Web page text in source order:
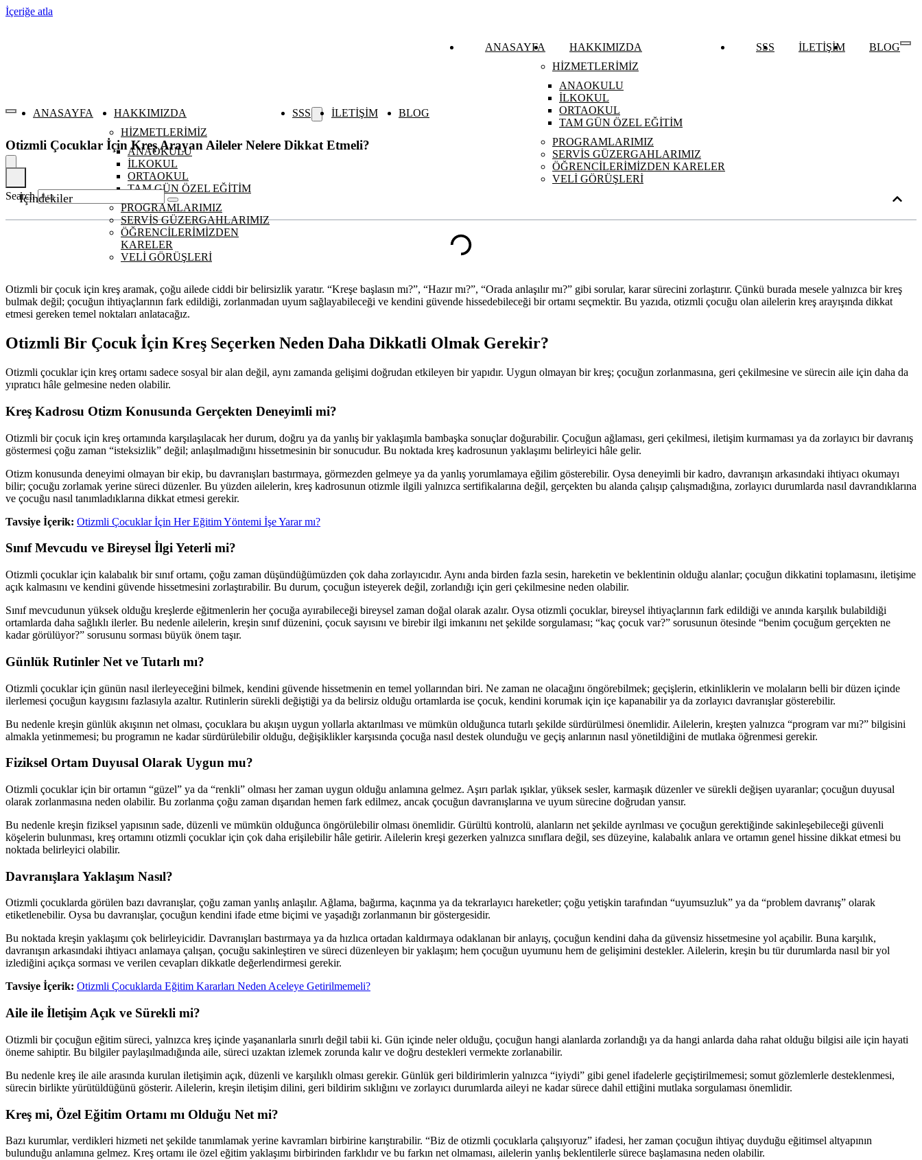
İçeriğe atla
ANASAYFA
HAKKIMIZDA
HİZMETLERİMİZ
ANAOKULU
İLKOKUL
ORTAOKUL
TAM GÜN ÖZEL EĞİTİM
PROGRAMLARIMIZ
SERVİS GÜZERGAHLARIMIZ
ÖĞRENCİLERİMİZDEN KARELER
VELİ GÖRÜŞLERİ
SSS İLETİŞİM BLOG
ANASAYFA
HAKKIMIZDA
HİZMETLERİMİZ
ANAOKULU
İLKOKUL
ORTAOKUL
TAM GÜN ÖZEL EĞİTİM
PROGRAMLARIMIZ
SERVİS GÜZERGAHLARIMIZ
ÖĞRENCİLERİMİZDEN
KARELER
VELİ GÖRÜŞLERİ
SSS İLETİŞİM BLOG
Search
Otizmli Çocuklar İçin Kreş Arayan Aileler Nelere Dikkat Etmeli?
İçindekiler
Otizmli bir çocuk için kreş aramak, çoğu ailede ciddi bir belirsizlik yaratır. “Kreşe başlasın mı?”, “Hazır mı?”, “Orada anlaşılır mı?” gibi sorular, karar sürecini zorlaştırır. Çünkü burada mesele yalnızca bir kreş
bulmak değil; çocuğun ihtiyaçlarının fark edildiği, zorlanmadan uyum sağlayabileceği ve kendini güvende hissedebileceği bir ortamı seçmektir. Bu yazıda, otizmli çocuğu olan ailelerin kreş arayışında dikkat
etmesi gereken temel noktaları anlatacağız.
Otizmli Bir Çocuk İçin Kreş Seçerken Neden Daha Dikkatli Olmak Gerekir?
Otizmli çocuklar için kreş ortamı sadece sosyal bir alan değil, aynı zamanda gelişimi doğrudan etkileyen bir yapıdır. Uygun olmayan bir kreş; çocuğun zorlanmasına, geri çekilmesine ve sürecin aile için daha da
yıpratıcı hâle gelmesine neden olabilir.
Kreş Kadrosu Otizm Konusunda Gerçekten Deneyimli mi?
Otizmli bir çocuk için kreş ortamında karşılaşılacak her durum, doğru ya da yanlış bir yaklaşımla bambaşka sonuçlar doğurabilir. Çocuğun ağlaması, geri çekilmesi, iletişim kurmaması ya da zorlayıcı bir davranış
göstermesi çoğu zaman “isteksizlik” değil; anlaşılmadığını hissetmesinin bir sonucudur. Bu noktada kreş kadrosunun yaklaşımı belirleyici hâle gelir.
Otizm konusunda deneyimi olmayan bir ekip, bu davranışları bastırmaya, görmezden gelmeye ya da yanlış yorumlamaya eğilim gösterebilir. Oysa deneyimli bir kadro, davranışın arkasındaki ihtiyacı okumayı
bilir; çocuğu zorlamak yerine süreci düzenler. Bu yüzden ailelerin, kreş kadrosunun otizmle ilgili yalnızca sertifikalarına değil, gerçekten bu alanda çalışıp çalışmadığına, zorlayıcı durumlarda nasıl davrandıklarına
ve çocuğu nasıl tanımladıklarına dikkat etmesi gerekir.
Tavsiye İçerik: Otizmli Çocuklar İçin Her Eğitim Yöntemi İşe Yarar mı?
Sınıf Mevcudu ve Bireysel İlgi Yeterli mi?
Otizmli çocuklar için kalabalık bir sınıf ortamı, çoğu zaman düşündüğümüzden çok daha zorlayıcıdır. Aynı anda birden fazla sesin, hareketin ve beklentinin olduğu alanlar; çocuğun dikkatini toplamasını, iletişime
açık kalmasını ve kendini güvende hissetmesini zorlaştırabilir. Bu durum, çocuğun isteyerek değil, zorlandığı için geri çekilmesine neden olabilir.
Sınıf mevcudunun yüksek olduğu kreşlerde eğitmenlerin her çocuğa ayırabileceği bireysel zaman doğal olarak azalır. Oysa otizmli çocuklar, bireysel ihtiyaçlarının fark edildiği ve anında karşılık bulabildiği
ortamlarda daha sağlıklı ilerler. Bu nedenle ailelerin, kreşin sınıf düzenini, çocuk sayısını ve birebir ilgi imkanını net şekilde sorgulaması; “kaç çocuk var?” sorusunun ötesinde “benim çocuğum gerçekten ne
kadar görülüyor?” sorusunu sorması büyük önem taşır.
Günlük Rutinler Net ve Tutarlı mı?
Otizmli çocuklar için günün nasıl ilerleyeceğini bilmek, kendini güvende hissetmenin en temel yollarından biri. Ne zaman ne olacağını öngörebilmek; geçişlerin, etkinliklerin ve molaların belli bir düzen içinde
ilerlemesi çocuğun kaygısını fazlasıyla azaltır. Rutinlerin sürekli değiştiği ya da belirsiz olduğu ortamlarda ise çocuk, kendini korumak için içe kapanabilir ya da zorlayıcı davranışlar gösterebilir.
Bu nedenle kreşin günlük akışının net olması, çocuklara bu akışın uygun yollarla aktarılması ve mümkün olduğunca tutarlı şekilde sürdürülmesi önemlidir. Ailelerin, kreşten yalnızca “program var mı?” bilgisini
almakla yetinmemesi; bu programın ne kadar sürdürülebilir olduğu, değişiklikler karşısında çocuğa nasıl destek olunduğu ve geçiş anlarının nasıl yönetildiğini de mutlaka öğrenmesi gerekir.
Fiziksel Ortam Duyusal Olarak Uygun mu?
Otizmli çocuklar için bir ortamın “güzel” ya da “renkli” olması her zaman uygun olduğu anlamına gelmez. Aşırı parlak ışıklar, yüksek sesler, karmaşık düzenler ve sürekli değişen uyaranlar; çocuğun duyusal
olarak zorlanmasına neden olabilir. Bu zorlanma çoğu zaman dışarıdan hemen fark edilmez, ancak çocuğun davranışlarına ve uyum sürecine doğrudan yansır.
Bu nedenle kreşin fiziksel yapısının sade, düzenli ve mümkün olduğunca öngörülebilir olması önemlidir. Gürültü kontrolü, alanların net şekilde ayrılması ve çocuğun gerektiğinde sakinleşebileceği güvenli
köşelerin bulunması, kreş ortamını otizmli çocuklar için çok daha erişilebilir hâle getirir. Ailelerin kreşi gezerken yalnızca sınıflara değil, ses düzeyine, kalabalık anlara ve ortamın genel hissine dikkat etmesi bu
noktada belirleyici olabilir.
Davranışlara Yaklaşım Nasıl?
Otizmli çocuklarda görülen bazı davranışlar, çoğu zaman yanlış anlaşılır. Ağlama, bağırma, kaçınma ya da tekrarlayıcı hareketler; çoğu yetişkin tarafından “uyumsuzluk” ya da “problem davranış” olarak
etiketlenebilir. Oysa bu davranışlar, çocuğun kendini ifade etme biçimi ve yaşadığı zorlanmanın bir göstergesidir.
Bu noktada kreşin yaklaşımı çok belirleyicidir. Davranışları bastırmaya ya da hızlıca ortadan kaldırmaya odaklanan bir anlayış, çocuğun kendini daha da güvensiz hissetmesine yol açabilir. Buna karşılık,
davranışın arkasındaki ihtiyacı anlamaya çalışan, çocuğu sakinleştiren ve süreci düzenleyen bir yaklaşım; hem çocuğun uyumunu hem de gelişimini destekler. Ailelerin, kreşin bu tür durumlarda nasıl bir yol
izlediğini açıkça sorması ve verilen cevapları dikkatle değerlendirmesi gerekir.
Tavsiye İçerik: Otizmli Çocuklarda Eğitim Kararları Neden Aceleye Getirilmemeli?
Aile ile İletişim Açık ve Sürekli mi?
Otizmli bir çocuğun eğitim süreci, yalnızca kreş içinde yaşananlarla sınırlı değil tabii ki. Gün içinde neler olduğu, çocuğun hangi alanlarda zorlandığı ya da hangi anlarda daha rahat olduğu bilgisi aile için hayati
öneme sahiptir. Bu bilgiler paylaşılmadığında aile, süreci uzaktan izlemek zorunda kalır ve doğru destekleri vermekte zorlanabilir.
Bu nedenle kreş ile aile arasında kurulan iletişimin açık, düzenli ve karşılıklı olması gerekir. Günlük geri bildirimlerin yalnızca “iyiydi” gibi genel ifadelerle geçiştirilmemesi; somut gözlemlerle desteklenmesi,
sürecin birlikte yürütüldüğünü gösterir. Ailelerin, kreşin iletişim dilini, geri bildirim sıklığını ve zorlayıcı durumlarda aileyi ne kadar sürece dahil ettiğini mutlaka sorgulaması önemlidir.
Kreş mi, Özel Eğitim Ortamı mı Olduğu Net mi?
Bazı kurumlar, verdikleri hizmeti net şekilde tanımlamak yerine kavramları birbirine karıştırabilir. “Biz de otizmli çocuklarla çalışıyoruz” ifadesi, her zaman çocuğun ihtiyaç duyduğu eğitimsel altyapının
bulunduğu anlamına gelmez. Kreş ortamı ile özel eğitim yaklaşımı birbirinden farklıdır ve bu farkın net olmaması, ailelerin yanlış beklentilerle sürece başlamasına neden olabilir.